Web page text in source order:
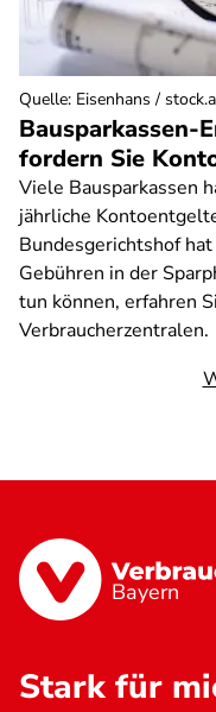
Bausparkassen-
fordern Sie
Viele Bausparkassen
jährliche
Bundesgerichtshof
Gebühren in der
tun können, erfahren
Verbraucherzentralen.
Quelle: Eisenhans /
Bayern
Stark für